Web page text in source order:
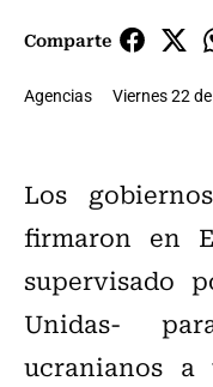
Comparte
Agencias Viernes 22
Los
firmaron en
supervisado
Unidas-
ucranianos